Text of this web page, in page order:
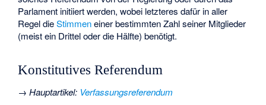
Parlament initiiert werden, wobei letzteres dafür in aller
Regel dieStimmeneiner bestimmten Zahl seiner Mitglieder
(meist ein Drittel oder die Hälfte) benötigt.
Konstitutives Referendum
→Hauptartikel: Verfassungsreferendum